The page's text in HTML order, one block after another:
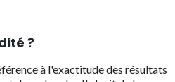
?
à l'exactitude des résultats